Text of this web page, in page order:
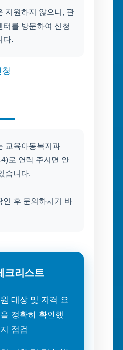
지원하지 않으니, 관
터를 방문하여 신청
다.
청
교육아동복지과
로 연락 주시면 안
습니다.
인 후 문의하시기 바
크리스트
대상 및 자격 요
정확히 확인했
점검